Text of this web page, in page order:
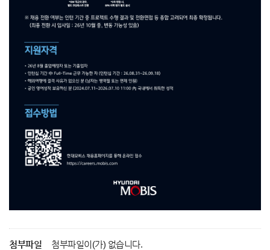
첨부파일 첨부파일이(가) 없습니다.